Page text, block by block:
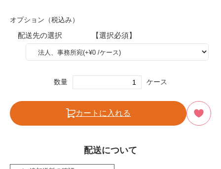
オプション（税込み）
配送先の選択 【選択必須】
数量 ケース
カートに入れる
配送について